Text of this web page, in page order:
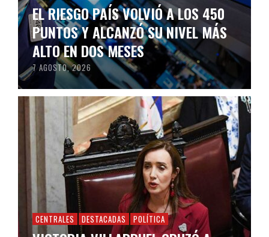
EL RIESGO PAÍS VOLVIÓ A LOS 450
PUNTOS Y ALCANZÓ SU NIVEL MÁS
ALTO EN DOS MESES
7 AGOSTO, 2026
CENTRALES DESTACADAS POLÍTICA